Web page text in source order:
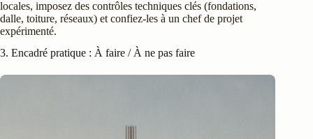
locales, imposez des contrôles techniques clés (fondations,
dalle, toiture, réseaux) et confiez-les à un chef de projet
expérimenté.
3. Encadré pratique : À faire / À ne pas faire